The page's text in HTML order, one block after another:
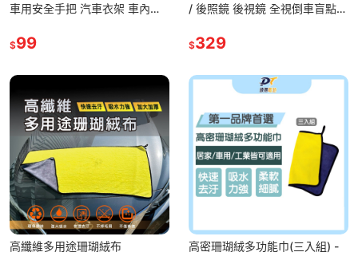
車用安全手把 汽車衣架 車內掛
手把掛
$99
/ 後照鏡 後視鏡 全視倒車盲點鏡
$329
高纖維多用途珊瑚絨布
高密珊瑚絨多功能巾(三入組) -